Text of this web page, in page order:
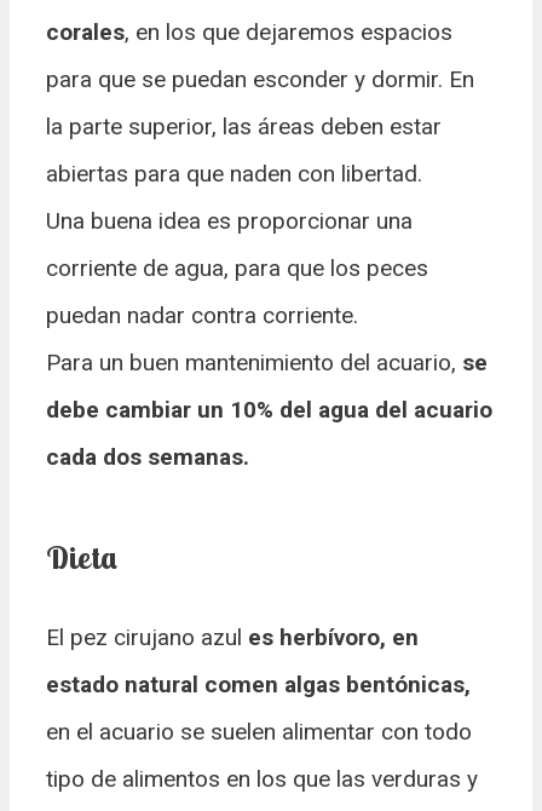
corales, en los que dejaremos espacios
para que se puedan esconder y dormir. En
la parte superior, las áreas deben estar
abiertas para que naden con libertad.
Una buena idea es proporcionar una
corriente de agua, para que los peces
puedan nadar contra corriente.
Para un buen mantenimiento del acuario, se
debe cambiar un 10% del agua del acuario
cada dos semanas.
Dieta
El pez cirujano azul es herbívoro, en
estado natural comen algas bentónicas,
en el acuario se suelen alimentar con todo
tipo de alimentos en los que las verduras y